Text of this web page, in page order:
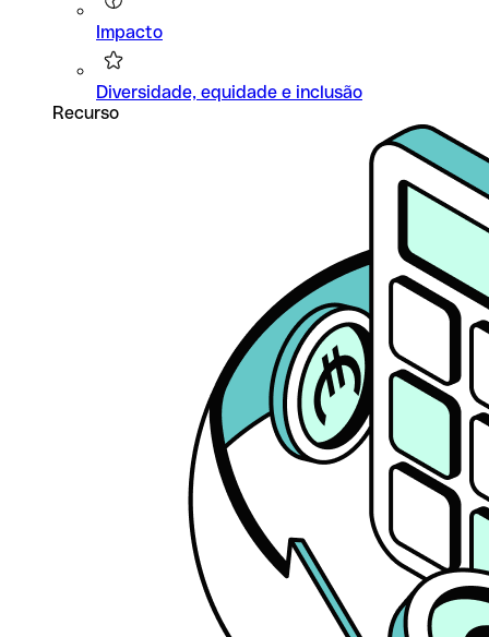
Impacto
Diversidade, equidade e inclusão
Recurso